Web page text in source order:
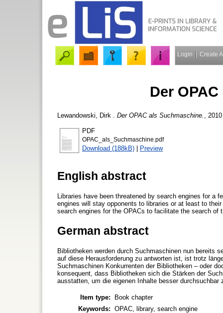
Login Create
Der
Lewandowski, Dirk Der OPAC als Suchmaschine. ,
PDF
OPAC_als_Suchmaschine.pdf
Download (188kB) | Preview
English abstract
Libraries have been threatened by search engines for
engines will stay opponents to libraries or at least to
search engines for the OPACs to facilitate the search of
German abstract
Bibliotheken werden durch Suchmaschinen nun bereits
auf diese Herausforderung zu antworten ist, ist trotz
Suchmaschinen Konkurrenten der Bibliotheken – oder
konsequent, dass Bibliotheken sich die Stärken der
ausstatten, um die eigenen Inhalte besser durchsuchbar
Item type:
Book chapter
Keywords: OPAC, library, search engine